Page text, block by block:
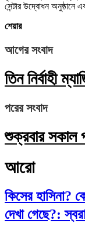
সেন্টার উদ্বোধন অনুষ্ঠানে
শেয়ার
আগের সংবাদ
তিন নির্বাহী
পরের সংবাদ
শুক্রবার সকাল
আরো
কিসের হাসিনা?
দেখা গেছে?: